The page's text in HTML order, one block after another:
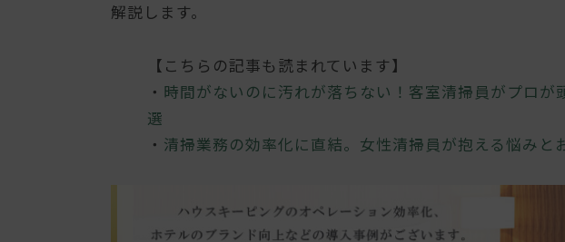
解説します。
【こちらの記事も読まれています】
・ 時間がないのに汚れが落ちない！客室清掃員がプロが
選
・ 清掃業務の効率化に直結。女性清掃員が抱える悩みと